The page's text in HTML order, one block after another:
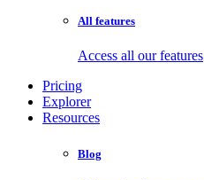
All features
Access all our features
Pricing
Explorer
Resources
Blog